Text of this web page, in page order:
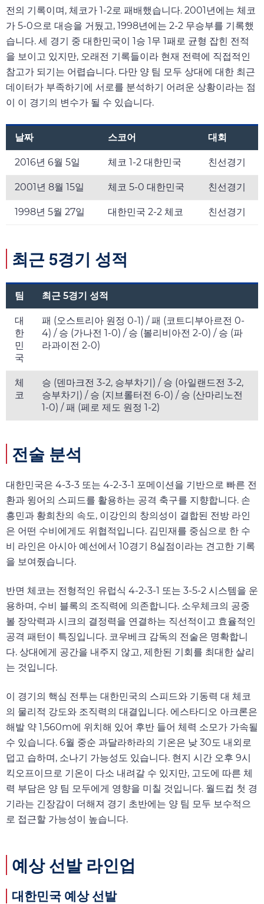
전의 기록이며, 체코가 1-2로 패배했습니다. 2001년에는 체코
가 5-0으로 대승을 거뒀고, 1998년에는 2-2 무승부를 기록했
습니다. 세 경기 중 대한민국이 1승 1무 1패로 균형 잡힌 전적
을 보이고 있지만, 오래전 기록들이라 현재 전력에 직접적인
참고가 되기는 어렵습니다. 다만 양 팀 모두 상대에 대한 최근
데이터가 부족하기에 서로를 분석하기 어려운 상황이라는 점
이 이 경기의 변수가 될 수 있습니다.
날짜 스코어 대회
2016년 6월 5일 체코 1-2 대한민국 친선경기
2001년 8월 15일 체코 5-0 대한민국 친선경기
1998년 5월 27일 대한민국 2-2 체코 친선경기
최근 5경기 성적
팀 최근 5경기 성적
대
한
민
국
패 (오스트리아 원정 0-1) / 패 (코트디부아르전 0-
4) / 승 (가나전 1-0) / 승 (볼리비아전 2-0) / 승 (파
라과이전 2-0)
체
코
승 (덴마크전 3-2, 승부차기) / 승 (아일랜드전 3-2,
승부차기) / 승 (지브롤터전 6-0) / 승 (산마리노전
1-0) / 패 (페로 제도 원정 1-2)
전술 분석
대한민국은 4-3-3 또는 4-2-3-1 포메이션을 기반으로 빠른 전
환과 윙어의 스피드를 활용하는 공격 축구를 지향합니다. 손
흥민과 황희찬의 속도, 이강인의 창의성이 결합된 전방 라인
은 어떤 수비에게도 위협적입니다. 김민재를 중심으로 한 수
비 라인은 아시아 예선에서 10경기 8실점이라는 견고한 기록
을 보여줬습니다.
반면 체코는 전형적인 유럽식 4-2-3-1 또는 3-5-2 시스템을 운
용하며, 수비 블록의 조직력에 의존합니다. 소우체크의 공중
볼 장악력과 시크의 결정력을 연결하는 직선적이고 효율적인
공격 패턴이 특징입니다. 코우베크 감독의 전술은 명확합니
다. 상대에게 공간을 내주지 않고, 제한된 기회를 최대한 살리
는 것입니다.
이 경기의 핵심 전투는 대한민국의 스피드와 기동력 대 체코
의 물리적 강도와 조직력의 대결입니다. 에스타디오 아크론은
해발 약 1,560m에 위치해 있어 후반 들어 체력 소모가 가속될
수 있습니다. 6월 중순 과달라하라의 기온은 낮 30도 내외로
덥고 습하며, 소나기 가능성도 있습니다. 현지 시간 오후 9시
킥오프이므로 기온이 다소 내려갈 수 있지만, 고도에 따른 체
력 부담은 양 팀 모두에게 영향을 미칠 것입니다. 월드컵 첫 경
기라는 긴장감이 더해져 경기 초반에는 양 팀 모두 보수적으
로 접근할 가능성이 높습니다.
예상 선발 라인업
대한민국 예상 선발